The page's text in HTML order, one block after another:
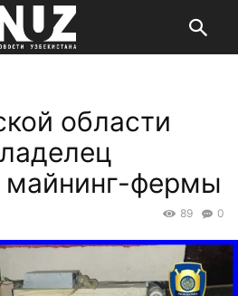
области
майнинг-фермы
0
89